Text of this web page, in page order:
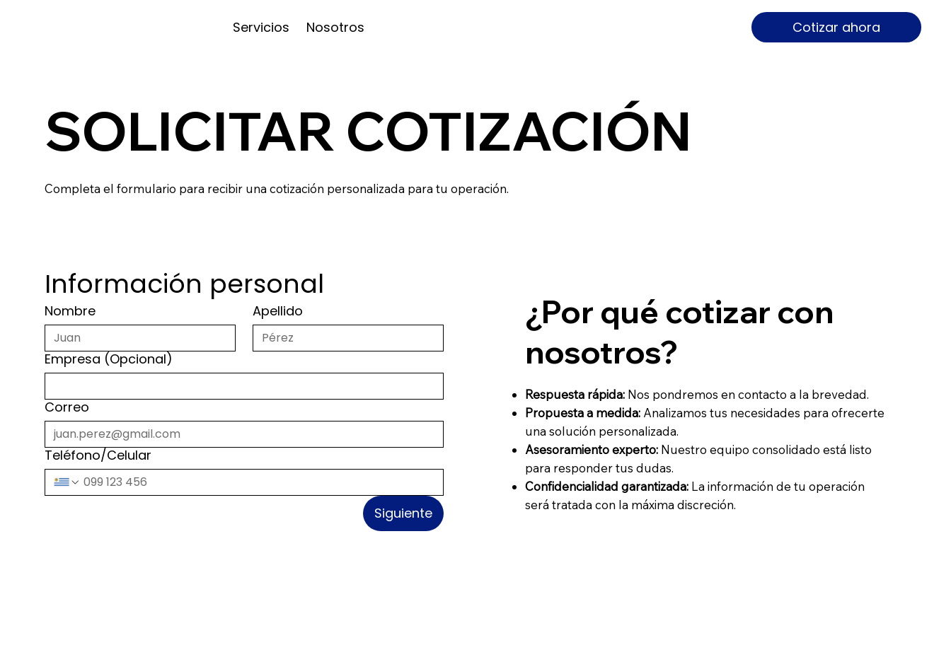
Servicios Nosotros Cotizar ahora
Información personal
Nombre Apellido
Empresa (Opcional)
Correo
Teléfono/Celular
Siguiente
¿Por qué cotizar con
nosotros?
Respuesta rápida: Nos pondremos en contacto a la brevedad.
Propuesta a medida: Analizamos tus necesidades para ofrecerte
una solución personalizada.
Asesoramiento experto: Nuestro equipo consolidado está listo
para responder tus dudas.
Confidencialidad garantizada: La información de tu operación
será tratada con la máxima discreción.
SOLICITAR COTIZACIÓN
Completa el formulario para recibir una cotización personalizada para tu operación.